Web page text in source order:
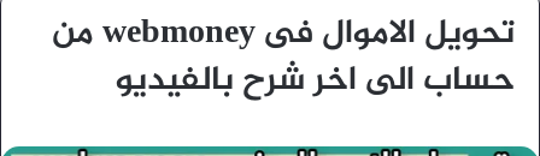
تحويل الاموال فى webmoney من
حساب الى اخر شرح بالفيديو